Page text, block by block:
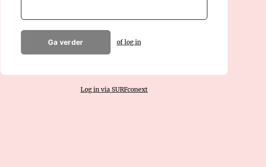
Ga verder of log in
Log in via SURFconext